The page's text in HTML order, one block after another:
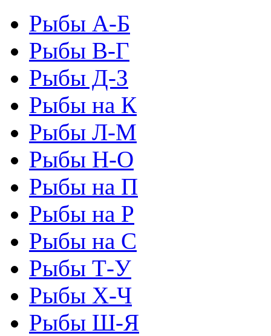
Рыбы А-Б
Рыбы В-Г
Рыбы Д-З
Рыбы на К
Рыбы Л-М
Рыбы Н-О
Рыбы на П
Рыбы на Р
Рыбы на С
Рыбы Т-У
Рыбы Х-Ч
Рыбы Ш-Я